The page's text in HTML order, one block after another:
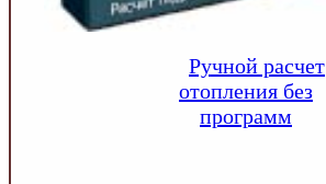
Ручной расчет
отопления без
программ